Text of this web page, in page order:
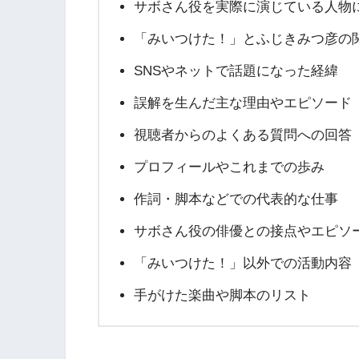
サボさん役を実際に演じている人物
「みいつけた！」とふじきみつ彦の
SNSやネットで話題になった経緯
誤解を生んだ主な理由やエピソード
視聴者からのよくある質問への回答
プロフィールやこれまでの歩み
作詞・脚本などでの代表的な仕事
サボさん役の俳優との接点やエピソ
「みいつけた！」以外での活動内容
手がけた楽曲や脚本のリスト